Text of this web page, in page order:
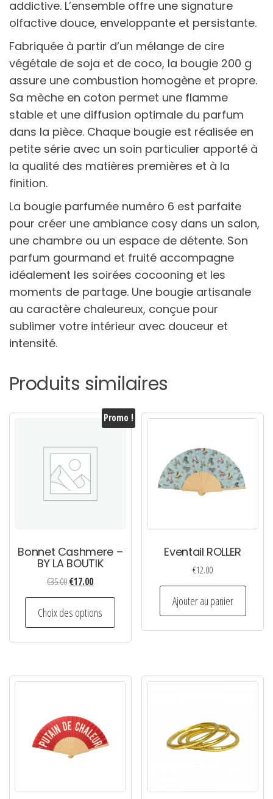
addictive. L’ensemble offre une signature
olfactive douce, enveloppante et persistante.
Fabriquée à partir d’un mélange de cire
végétale de soja et de coco, la bougie 200 g
assure une combustion homogène et propre.
Sa mèche en coton permet une flamme
stable et une diffusion optimale du parfum
dans la pièce. Chaque bougie est réalisée en
petite série avec un soin particulier apporté à
la qualité des matières premières et à la
finition.
La bougie parfumée numéro 6 est parfaite
pour créer une ambiance cosy dans un salon,
une chambre ou un espace de détente. Son
parfum gourmand et fruité accompagne
idéalement les soirées cocooning et les
moments de partage. Une bougie artisanale
au caractère chaleureux, conçue pour
sublimer votre intérieur avec douceur et
intensité.
Produits similaires
Promo !
Bonnet Cashmere –
BY LA BOUTIK
€35.00Le
prix
initial
était :
€35.00.
€17.00Le
prix
actuel
est :
€17.00.
Choix des options
Ce
Les
la
Eventail ROLLER
€12.00
Ajouter au panier